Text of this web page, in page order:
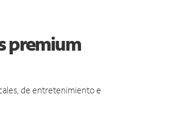
premium
de entretenimiento e